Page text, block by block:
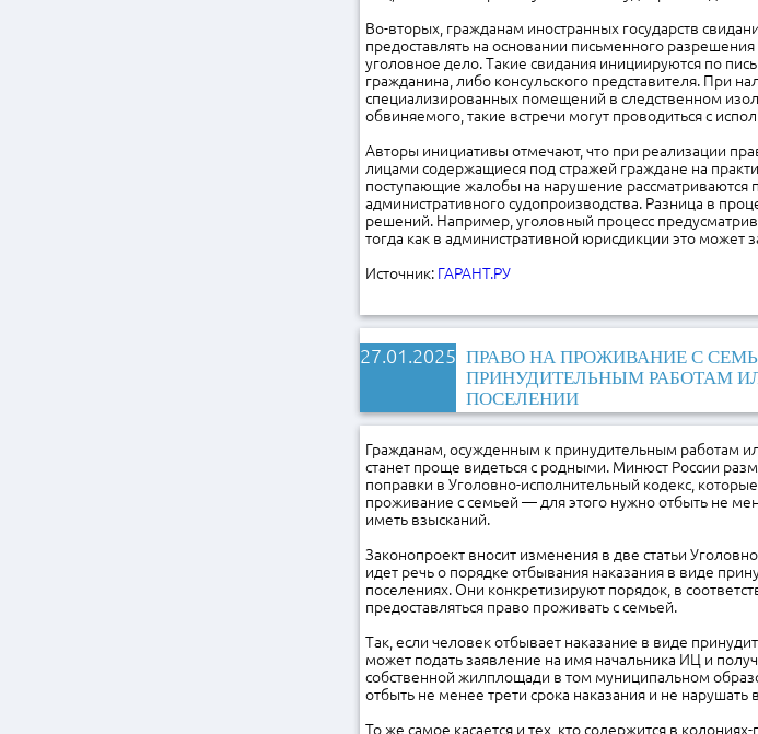
Во-вторых, гражданам иностранных государств
предоставлять на основании письменного
уголовное дело. Такие свидания инициируются по
гражданина, либо консульского представителя. При
специализированных помещений в следственном
обвиняемого, такие встречи могут проводиться с
Авторы инициативы отмечают, что при реализации
лицами содержащиеся под стражей граждане на
поступающие жалобы на нарушение рассматриваются
административного судопроизводства. Разница в
решений. Например, уголовный процесс
тогда как в административной юрисдикции это может
Источник: ГАРАНТ.РУ
27.01.2025 ПРАВО НА ПРОЖИВАНИЕ С
ПРИНУДИТЕЛЬНЫМ РАБОТАМ
ПОСЕЛЕНИИ
Гражданам, осужденным к принудительным работам
станет проще видеться с родными. Минюст России
поправки в Уголовно-исполнительный кодекс,
проживание с семьей — для этого нужно отбыть не
иметь взысканий.
Законопроект вносит изменения в две статьи
идет речь о порядке отбывания наказания в виде
поселениях. Они конкретизируют порядок, в
предоставляться право проживать с семьей.
Так, если человек отбывает наказание в виде
может подать заявление на имя начальника ИЦ и
собственной жилплощади в том муниципальном
отбыть не менее трети срока наказания и не нарушать
То же самое касается и тех, кто содержится в